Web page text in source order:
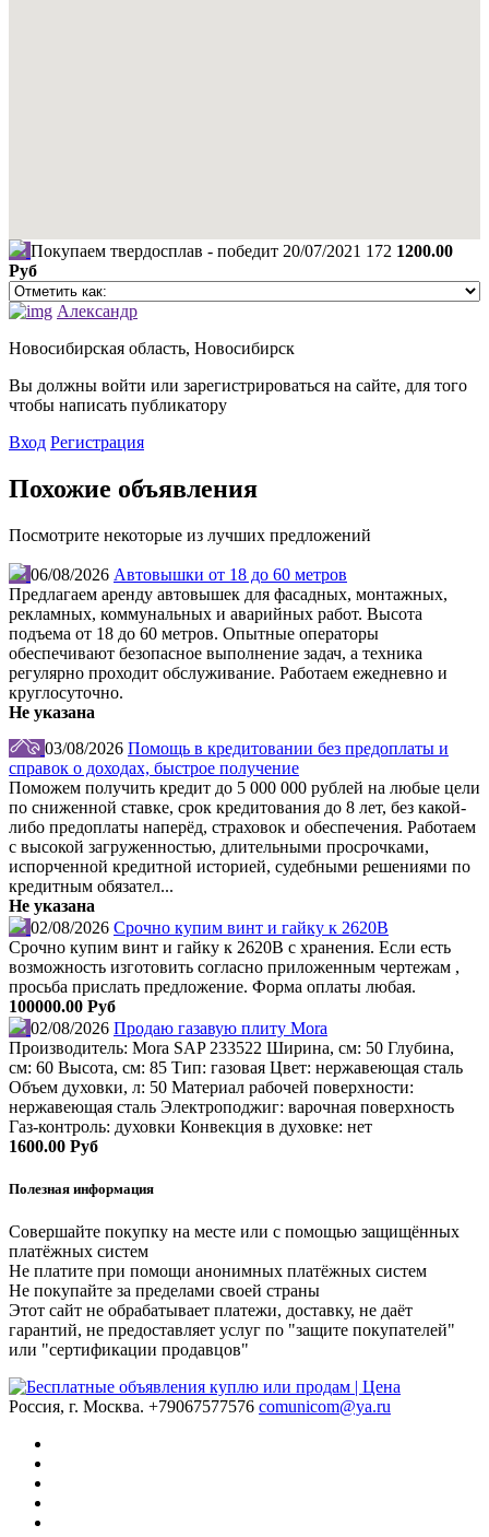
Покупаем твердосплав - победит 20/07/2021 172 1200.00
Руб
Александр
Новосибирская область, Новосибирск
Вы должны войти или зарегистрироваться на сайте, для того
чтобы написать публикатору
Вход Регистрация
Похожие объявления
Посмотрите некоторые из лучших предложений
06/08/2026 Автовышки от 18 до 60 метров
Предлагаем аренду автовышек для фасадных, монтажных,
рекламных, коммунальных и аварийных работ. Высота
подъема от 18 до 60 метров. Опытные операторы
обеспечивают безопасное выполнение задач, а техника
регулярно проходит обслуживание. Работаем ежедневно и
круглосуточно.
Не указана
03/08/2026 Помощь в кредитовании без предоплаты и
справок о доходах, быстрое получение
Поможем получить кредит до 5 000 000 рублей на любые цели
по сниженной ставке, срок кредитования до 8 лет, без какой-
либо предоплаты наперёд, страховок и обеспечения. Работаем
с высокой загруженностью, длительными просрочками,
испорченной кредитной историей, судебными решениями по
кредитным обязател...
Не указана
02/08/2026 Срочно купим винт и гайку к 2620В
Срочно купим винт и гайку к 2620В с хранения. Если есть
возможность изготовить согласно приложенным чертежам ,
просьба прислать предложение. Форма оплаты любая.
100000.00 Руб
02/08/2026 Продаю газавую плиту Mora
Производитель: Mora SAP 233522 Ширина, см: 50 Глубина,
см: 60 Высота, см: 85 Тип: газовая Цвет: нержавеющая сталь
Объем духовки, л: 50 Материал рабочей поверхности:
нержавеющая сталь Электроподжиг: варочная поверхность
Газ-контроль: духовки Конвекция в духовке: нет
1600.00 Руб
Полезная информация
Совершайте покупку на месте или с помощью защищённых
платёжных систем
Не платите при помощи анонимных платёжных систем
Не покупайте за пределами своей страны
Этот сайт не обрабатывает платежи, доставку, не даёт
гарантий, не предоставляет услуг по "защите покупателей"
или "сертификации продавцов"
Россия, г. Москва. +79067577576 comunicom@ya.ru